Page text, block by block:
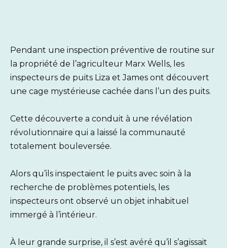
Pendant une inspection préventive de routine sur
la propriété de l’agriculteur Marx Wells, les
inspecteurs de puits Liza et James ont découvert
une cage mystérieuse cachée dans l’un des puits.
Cette découverte a conduit à une révélation
révolutionnaire qui a laissé la communauté
totalement bouleversée.
Alors qu’ils inspectaient le puits avec soin à la
recherche de problèmes potentiels, les
inspecteurs ont observé un objet inhabituel
immergé à l’intérieur.
À leur grande surprise, il s’est avéré qu’il s’agissait